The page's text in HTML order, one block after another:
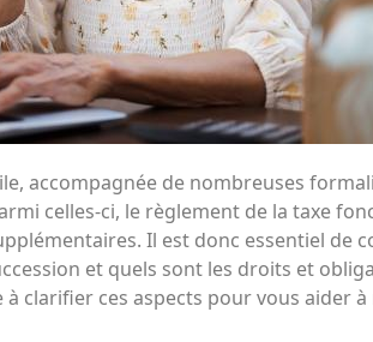
accompagnée de nombreuses
celles-ci, le règlement de la taxe
Il est donc essentiel de
et quels sont les droits et
clarifier ces aspects pour vous aider